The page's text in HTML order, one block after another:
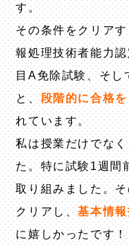
す。
その条件をクリア
報処理技術者能力
目A免除試験、そし
と、 段階的に合格
れています。
私は授業だけでなく
た。特に試験1週間
取り組みました。
クリアし、基本情
に嬉しかったです！